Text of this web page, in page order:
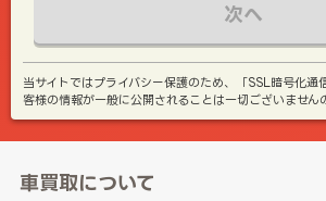
次へ
当サイトではプライバシー保護のため、「SSL暗号化通
客様の情報が一般に公開されることは一切ございません
車買取について